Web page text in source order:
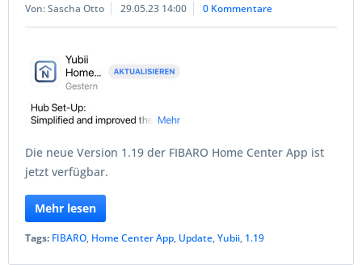
Von: Sascha Otto 29.05.23 14:00 0 Kommentare
Die neue Version 1.19 der FIBARO Home Center App ist
jetzt verfügbar.
Mehr lesen
Tags: FIBARO, Home Center App, Update,Yubii, 1.19